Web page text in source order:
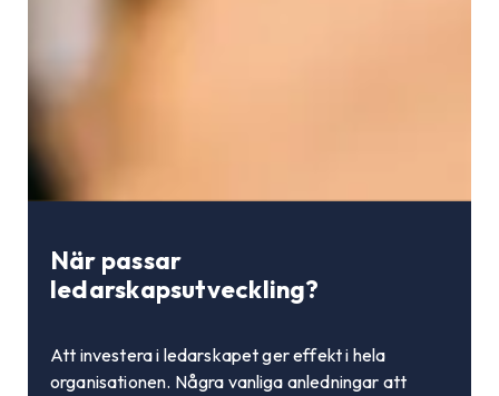
När passar
ledarskapsutveckling?
Att investera i ledarskapet ger effekt i hela
organisationen. Några vanliga anledningar att